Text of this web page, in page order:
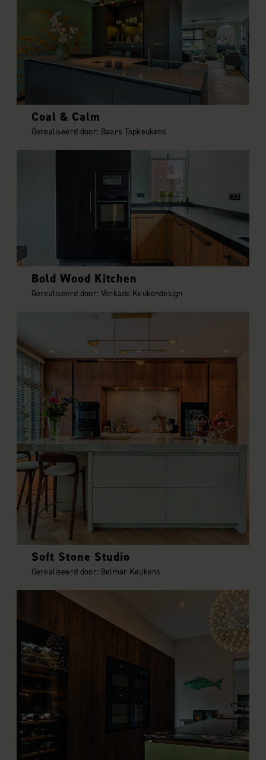
Coal & Calm
Gerealiseerd door: Baars Topkeukens
Bold Wood Kitchen
Gerealiseerd door: Verkade Keukendesign
Soft Stone Studio
Gerealiseerd door: Belmar Keukens